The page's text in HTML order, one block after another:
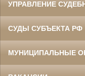
УПРАВЛЕНИЕ
СУДЫ СУБЪЕКТА РФ
МУНИЦИПАЛЬНЫЕ